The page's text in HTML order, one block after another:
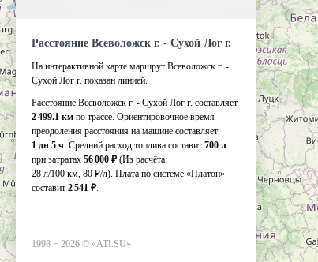
Расстояние Всеволожск г. - Сухой Лог г.
На интерактивной карте маршрут Всеволожск г. -
Сухой Лог г. показан линией.
Расстояние Всеволожск г. - Сухой Лог г. составляет
2 499.1 км по трассе. Ориентировочное время
преодоления расстояния на машине составляет
1 дн 5 ч. Средний расход топлива составит 700 л
при затратах 56 000 ₽ (Из расчёта:
28 л/100 км, 80 ₽/л). Плата по системе «Платон»
составит 2 541 ₽.
1998 − 2026 © «ATI.SU»